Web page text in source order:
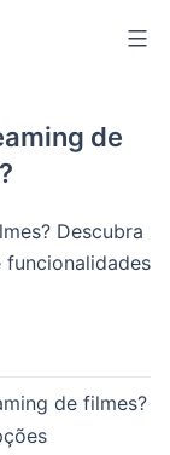
de
Descubra
de filmes?